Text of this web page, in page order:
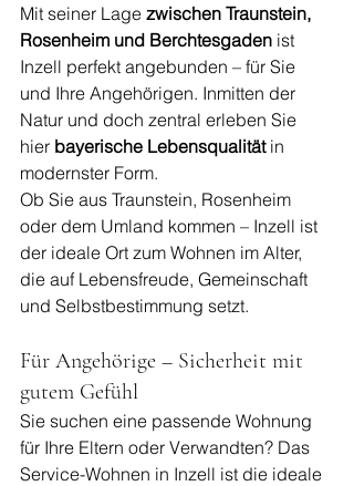
Mit seiner Lage zwischen Traunstein,
Rosenheim und Berchtesgaden ist
Inzell perfekt angebunden – für Sie
und Ihre Angehörigen. Inmitten der
Natur und doch zentral erleben Sie
hier bayerische Lebensqualität in
modernster Form.
Ob Sie aus Traunstein, Rosenheim
oder dem Umland kommen – Inzell ist
der ideale Ort zum Wohnen im Alter,
die auf Lebensfreude, Gemeinschaft
und Selbstbestimmung setzt.
Für Angehörige – Sicherheit mit
gutem Gefühl
Sie suchen eine passende Wohnung
für Ihre Eltern oder Verwandten? Das
Service-Wohnen in Inzell ist die ideale